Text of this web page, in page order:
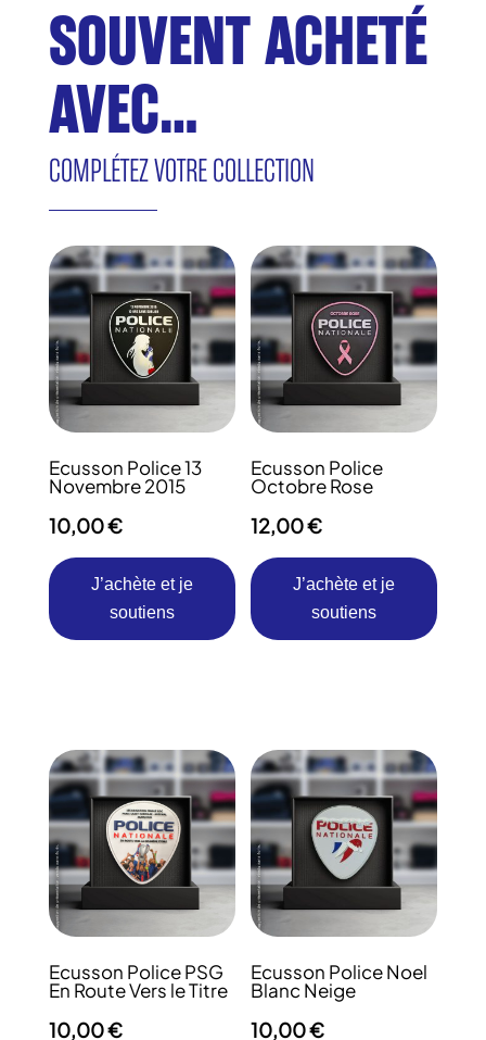
SOUVENT ACHETÉ
AVEC…
COMPLÉTEZ VOTRE COLLECTION
Ecusson Police 13
Novembre 2015
10,00€
Ecusson Police
Octobre Rose
12,00€
Ecusson Police PSG
En Route Vers le Titre
10,00€
Ecusson Police Noel
Blanc Neige
10,00€